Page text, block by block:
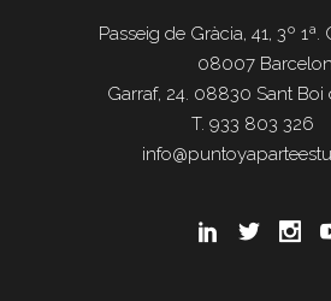
Passeig de Gràcia, 41, 3º 1ª.
08007
Garraf, 24. 08830 Sant
T. 933 803 326